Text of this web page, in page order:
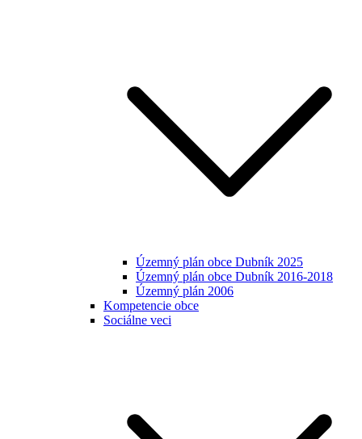
Územný plán obce Dubník 2025
Územný plán obce Dubník 2016-2018
Územný plán 2006
Kompetencie obce
Sociálne veci